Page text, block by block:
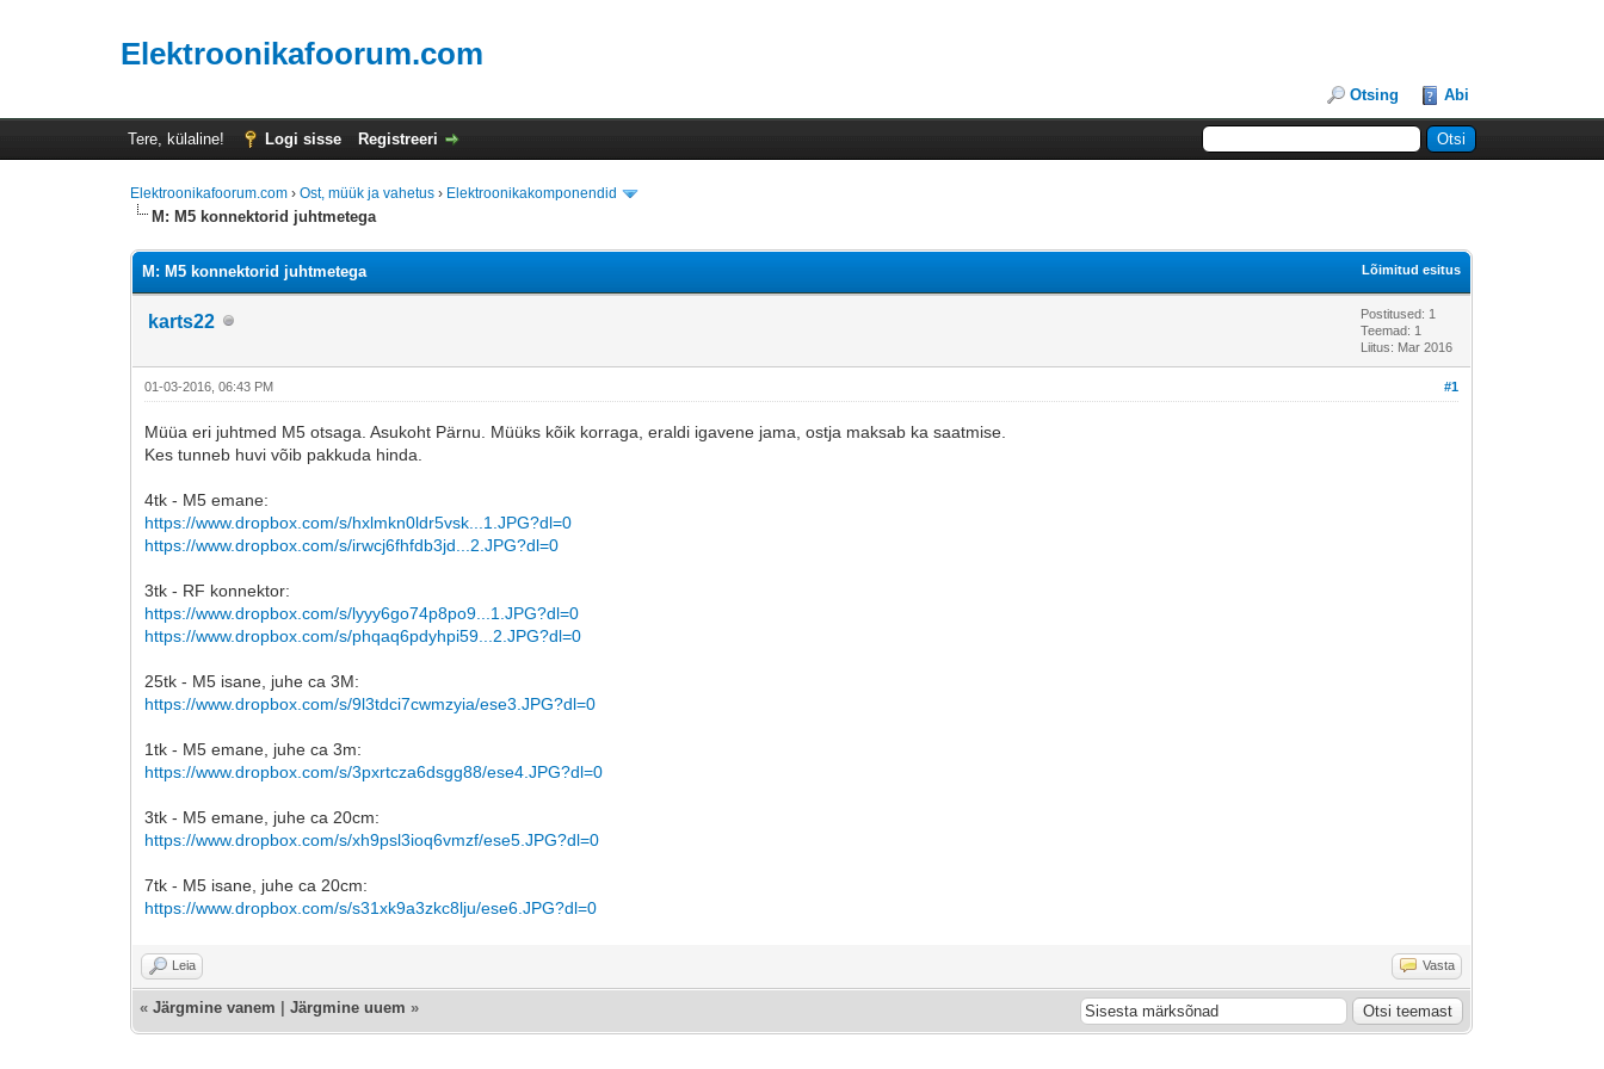
Elektroonikafoorum.com
Otsing Abi
Tere, külaline! Logi sisse Registreeri
Elektroonikafoorum.com ›Ost, müük ja vahetus › Elektroonikakomponendid
M: M5 konnektorid juhtmetega
Lõimitud esitus
M: M5 konnektorid juhtmetega
karts22
Postitused: 1
Teemad: 1
Liitus: Mar 2016
#1
01-03-2016, 06:43 PM
Müüa eri juhtmed M5 otsaga. Asukoht Pärnu. Müüks kõik korraga, eraldi igavene jama, ostja maksab ka saatmise.
Kes tunneb huvi võib pakkuda hinda.
4tk - M5 emane:
https://www.dropbox.com/s/hxlmkn0ldr5vsk...1.JPG?dl=0
https://www.dropbox.com/s/irwcj6fhfdb3jd...2.JPG?dl=0
3tk - RF konnektor:
https://www.dropbox.com/s/lyyy6go74p8po9...1.JPG?dl=0
https://www.dropbox.com/s/phqaq6pdyhpi59...2.JPG?dl=0
25tk - M5 isane, juhe ca 3M:
https://www.dropbox.com/s/9l3tdci7cwmzyia/ese3.JPG?dl=0
1tk - M5 emane, juhe ca 3m:
https://www.dropbox.com/s/3pxrtcza6dsgg88/ese4.JPG?dl=0
3tk - M5 emane, juhe ca 20cm:
https://www.dropbox.com/s/xh9psl3ioq6vmzf/ese5.JPG?dl=0
7tk - M5 isane, juhe ca 20cm:
https://www.dropbox.com/s/s31xk9a3zkc8lju/ese6.JPG?dl=0
Leia Vasta
«Järgmine vanem |Järgmine uuem »